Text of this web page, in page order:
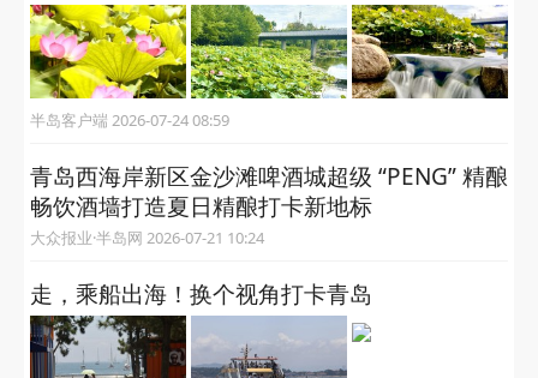
半岛客户端 2026-07-24 08:59
青岛西海岸新区金沙滩啤酒城超级 “PENG” 精酿
畅饮酒墙打造夏日精酿打卡新地标
大众报业·半岛网 2026-07-21 10:24
走，乘船出海！换个视角打卡青岛